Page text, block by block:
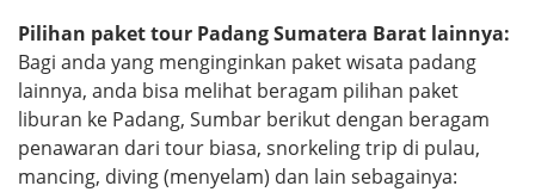
Pilihan paket tour Padang Sumatera Barat lainnya:
Bagi anda yang menginginkan paket wisata padang
lainnya, anda bisa melihat beragam pilihan paket
liburan ke Padang, Sumbar berikut dengan beragam
penawaran dari tour biasa, snorkeling trip di pulau,
mancing, diving (menyelam) dan lain sebagainya: